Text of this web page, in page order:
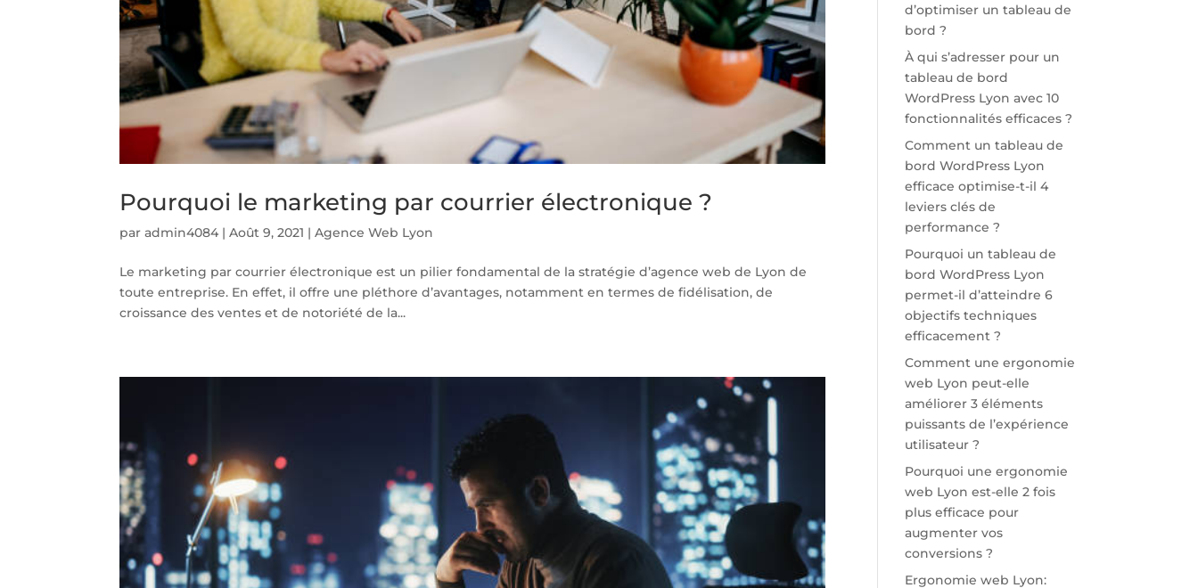
Pourquoi le marketing par courrier électronique ?
paradmin4084 |Août 9, 2021 |Agence Web Lyon
Le marketing par courrier électronique est un pilier fondamental de la stratégie d’agence web de Lyon de
toute entreprise. En effet, il offre une pléthore d’avantages, notamment en termes de fidélisation, de
croissance des ventes et de notoriété de la...
d’optimiser un tableau de
bord ?
À qui s’adresser pour un
tableau de bord
WordPress Lyon avec 10
fonctionnalités efficaces ?
Comment un tableau de
bord WordPress Lyon
efficace optimise-t-il 4
leviers clés de
performance ?
Pourquoi un tableau de
bord WordPress Lyon
permet-il d’atteindre 6
objectifs techniques
efficacement ?
Comment une ergonomie
web Lyon peut-elle
améliorer 3 éléments
puissants de l’expérience
utilisateur ?
Pourquoi une ergonomie
web Lyon est-elle 2 fois
plus efficace pour
augmenter vos
conversions ?
Ergonomie web Lyon: